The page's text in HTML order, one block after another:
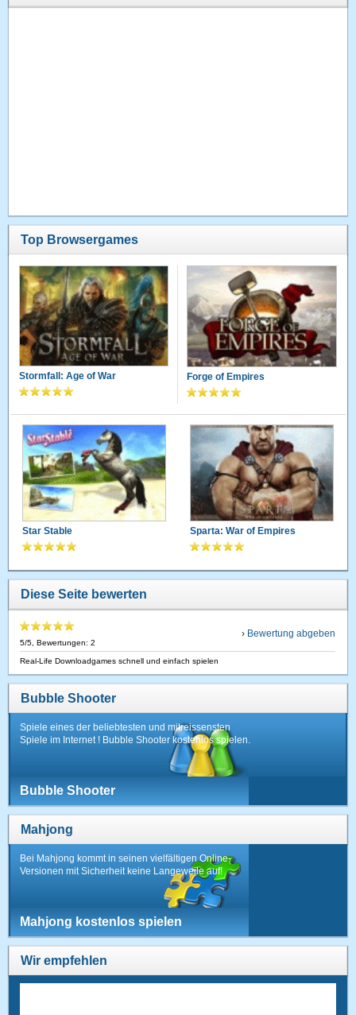
Top Browsergames
Stormfall: Age of War Forge of Empires
Star Stable Sparta: War of Empires
Diese Seite bewerten
5/5 , Bewertungen:2
› Bewertung abgeben
Real-Life Downloadgames schnell und einfach spielen
Bubble Shooter
Spiele eines der beliebtesten und mitreissensten
Spiele im Internet ! Bubble Shooter kostenlos spielen.
Bubble Shooter
Mahjong
Bei Mahjong kommt in seinen vielfältigen Online-
Versionen mit Sicherheit keine Langeweile auf!
Mahjong kostenlos spielen
Wir empfehlen